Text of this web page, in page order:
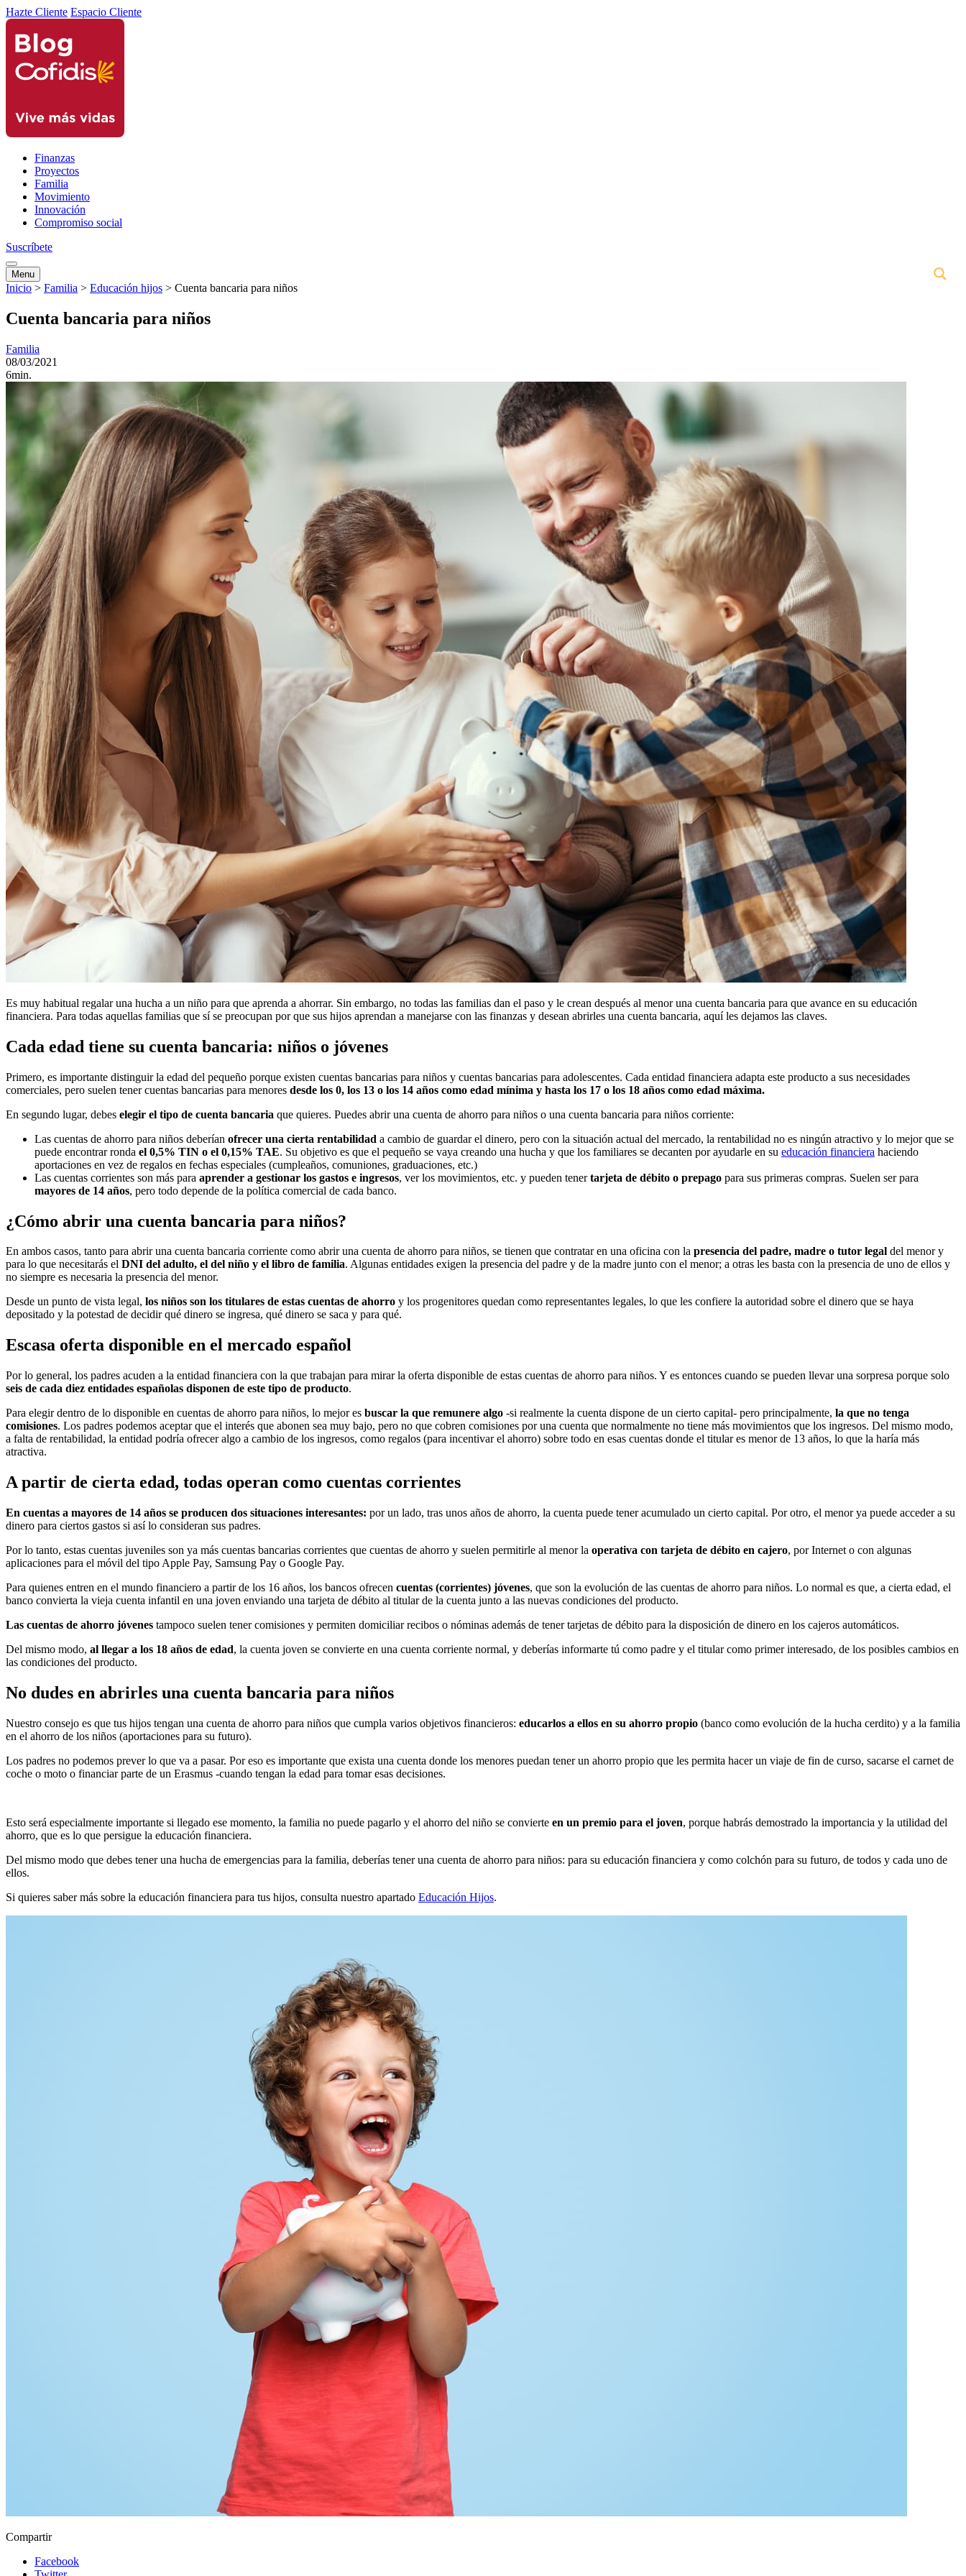
Hazte Cliente Espacio Cliente
Finanzas
Proyectos
Familia
Movimiento
Innovación
Compromiso social
Suscríbete
Menu
Inicio > Familia > Educación hijos > Cuenta bancaria para niños
Cuenta bancaria para niños
Familia
08/03/2021
6min.
Es muy habitual regalar una hucha a un niño para que aprenda a ahorrar. Sin embargo, no todas las familias dan el paso y le crean después al menor una cuenta bancaria para que avance en su educación
financiera. Para todas aquellas familias que sí se preocupan por que sus hijos aprendan a manejarse con las finanzas y desean abrirles una cuenta bancaria, aquí les dejamos las claves.
Cada edad tiene su cuenta bancaria: niños o jóvenes
Primero, es importante distinguir la edad del pequeño porque existen cuentas bancarias para niños y cuentas bancarias para adolescentes. Cada entidad financiera adapta este producto a sus necesidades
comerciales, pero suelen tener cuentas bancarias para menores desde los 0, los 13 o los 14 años como edad mínima y hasta los 17 o los 18 años como edad máxima.
En segundo lugar, debes elegir el tipo de cuenta bancaria que quieres. Puedes abrir una cuenta de ahorro para niños o una cuenta bancaria para niños corriente:
Las cuentas de ahorro para niños deberían ofrecer una cierta rentabilidad a cambio de guardar el dinero, pero con la situación actual del mercado, la rentabilidad no es ningún atractivo y lo mejor que se
puede encontrar ronda el 0,5% TIN o el 0,15% TAE. Su objetivo es que el pequeño se vaya creando una hucha y que los familiares se decanten por ayudarle en su educación financiera haciendo
aportaciones en vez de regalos en fechas especiales (cumpleaños, comuniones, graduaciones, etc.)
Las cuentas corrientes son más para aprender a gestionar los gastos e ingresos, ver los movimientos, etc. y pueden tenertarjeta de débito o prepago para sus primeras compras. Suelen ser para
mayores de 14 años, pero todo depende de la política comercial de cada banco.
¿Cómo abrir una cuenta bancaria para niños?
En ambos casos, tanto para abrir una cuenta bancaria corriente como abrir una cuenta de ahorro para niños, se tienen que contratar en una oficina con la presencia del padre, madre o tutor legal del menor y
para lo que necesitarás el DNI del adulto, el del niño y el libro de familia. Algunas entidades exigen la presencia del padre y de la madre junto con el menor; a otras les basta con la presencia de uno de ellos y
no siempre es necesaria la presencia del menor.
Desde un punto de vista legal, los niños son los titulares de estas cuentas de ahorro y los progenitores quedan como representantes legales, lo que les confiere la autoridad sobre el dinero que se haya
depositado y la potestad de decidir qué dinero se ingresa, qué dinero se saca y para qué.
Escasa oferta disponible en el mercado español
Por lo general, los padres acuden a la entidad financiera con la que trabajan para mirar la oferta disponible de estas cuentas de ahorro para niños. Y es entonces cuando se pueden llevar una sorpresa porque solo
seis de cada diez entidades españolas disponen de este tipo de producto.
Para elegir dentro de lo disponible en cuentas de ahorro para niños, lo mejor es buscar la que remunere algo -si realmente la cuenta dispone de un cierto capital- pero principalmente, la que no tenga
comisiones. Los padres podemos aceptar que el interés que abonen sea muy bajo, pero no que cobren comisiones por una cuenta que normalmente no tiene más movimientos que los ingresos. Del mismo modo,
a falta de rentabilidad, la entidad podría ofrecer algo a cambio de los ingresos, como regalos (para incentivar el ahorro) sobre todo en esas cuentas donde el titular es menor de 13 años, lo que la haría más
atractiva.
A partir de cierta edad, todas operan como cuentas corrientes
En cuentas a mayores de 14 años se producen dos situaciones interesantes: por un lado, tras unos años de ahorro, la cuenta puede tener acumulado un cierto capital. Por otro, el menor ya puede acceder a su
dinero para ciertos gastos si así lo consideran sus padres.
Por lo tanto, estas cuentas juveniles son ya más cuentas bancarias corrientes que cuentas de ahorro y suelen permitirle al menor la operativa con tarjeta de débito en cajero, por Internet o con algunas
aplicaciones para el móvil del tipo Apple Pay, Samsung Pay o Google Pay.
Para quienes entren en el mundo financiero a partir de los 16 años, los bancos ofrecen cuentas (corrientes) jóvenes, que son la evolución de las cuentas de ahorro para niños. Lo normal es que, a cierta edad, el
banco convierta la vieja cuenta infantil en una joven enviando una tarjeta de débito al titular de la cuenta junto a las nuevas condiciones del producto.
Las cuentas de ahorro jóvenes tampoco suelen tener comisiones y permiten domiciliar recibos o nóminas además de tener tarjetas de débito para la disposición de dinero en los cajeros automáticos.
Del mismo modo, al llegar a los 18 años de edad, la cuenta joven se convierte en una cuenta corriente normal, y deberías informarte tú como padre y el titular como primer interesado, de los posibles cambios en
las condiciones del producto.
No dudes en abrirles una cuenta bancaria para niños
Nuestro consejo es que tus hijos tengan una cuenta de ahorro para niños que cumpla varios objetivos financieros: educarlos a ellos en su ahorro propio (banco como evolución de la hucha cerdito) y a la familia
en el ahorro de los niños (aportaciones para su futuro).
Los padres no podemos prever lo que va a pasar. Por eso es importante que exista una cuenta donde los menores puedan tener un ahorro propio que les permita hacer un viaje de fin de curso, sacarse el carnet de
coche o moto o financiar parte de un Erasmus -cuando tengan la edad para tomar esas decisiones.
Esto será especialmente importante si llegado ese momento, la familia no puede pagarlo y el ahorro del niño se convierte en un premio para el joven, porque habrás demostrado la importancia y la utilidad del
ahorro, que es lo que persigue la educación financiera.
Del mismo modo que debes tener una hucha de emergencias para la familia, deberías tener una cuenta de ahorro para niños: para su educación financiera y como colchón para su futuro, de todos y cada uno de
ellos.
Si quieres saber más sobre la educación financiera para tus hijos, consulta nuestro apartado Educación Hijos.
Compartir
Facebook